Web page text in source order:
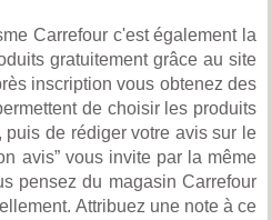
Carrefour c'est également la
gratuitement grâce au site
inscription vous obtenez des
de choisir les produits
de rédiger votre avis sur le
avis” vous invite par la même
pensez du magasin Carrefour
Attribuez une note à ce